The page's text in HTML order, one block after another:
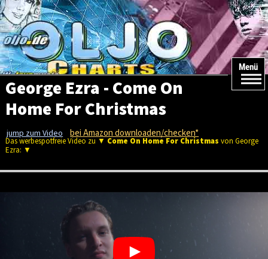
Menü
George Ezra - Come On
Home For Christmas
jump zum Video bei Amazon downloaden/checken*
Das werbespotfreie Video zu ▼ Come On Home For Christmas von George
Ezra: ▼